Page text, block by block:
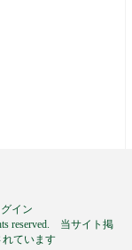
グイン
reserved. 当サイト掲
ています